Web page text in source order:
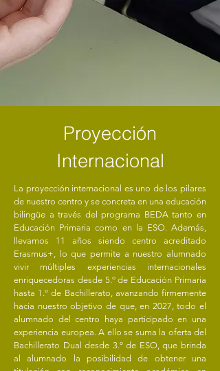
Proyección
Internacional
La proyección internacional es uno de los pilares
de nuestro centro y se concreta en una educación
bilingüe a través del programa BEDA tanto en
Educación Primaria como en la ESO. Además,
llevamos 11 años siendo centro acreditado
Erasmus+, lo que permite a nuestro alumnado
vivir múltiples experiencias internacionales
enriquecedoras desde 5.º de Educación Primaria
hasta 1.º de Bachillerato, avanzando firmemente
hacia nuestro objetivo de que, en 2027, todo el
alumnado del centro haya participado en una
experiencia europea. A ello se suma la oferta del
Bachillerato Dual desde 3.º de ESO, que brinda
al alumnado la posibilidad de obtener una